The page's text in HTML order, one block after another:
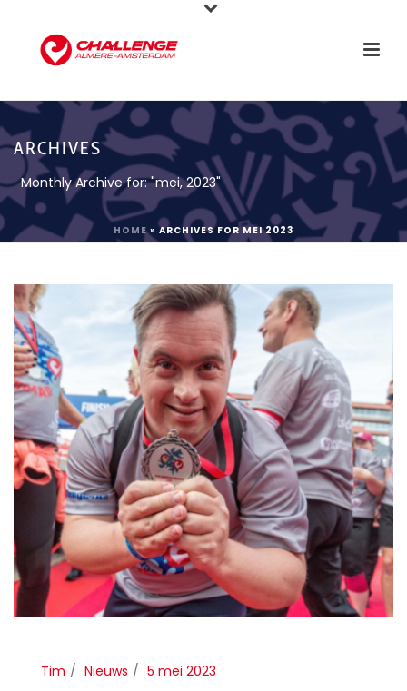
ARCHIVES
Monthly Archive for: "mei, 2023"
HOME» ARCHIVES FOR MEI 2023
Tim Nieuws 5 mei 2023